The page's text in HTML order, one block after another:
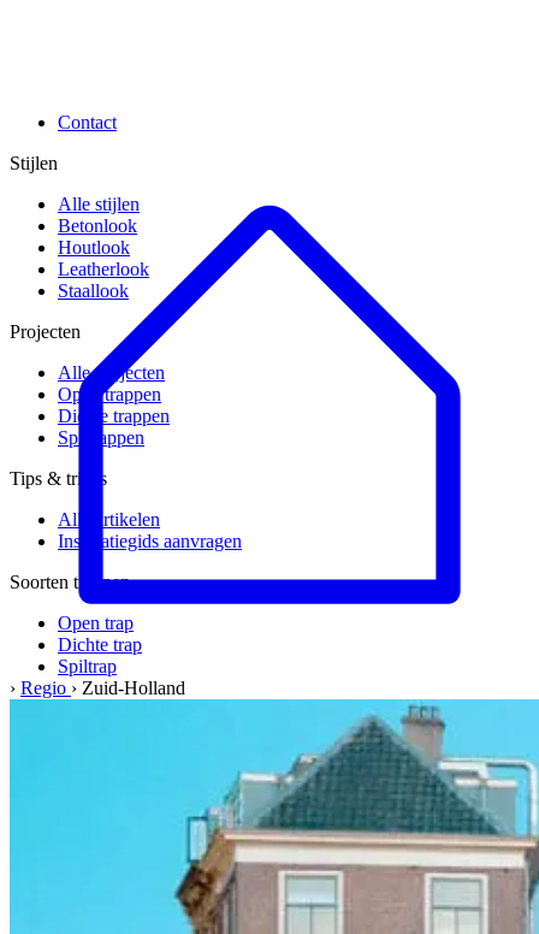
Contact
Stijlen
Alle stijlen
Betonlook
Houtlook
Leatherlook
Staallook
Projecten
Alle projecten
Open trappen
Dichte trappen
Spiltrappen
Tips & tricks
Alle artikelen
Inspiratiegids aanvragen
Soorten trappen
Open trap
Dichte trap
Spiltrap
› Regio › Zuid-Holland